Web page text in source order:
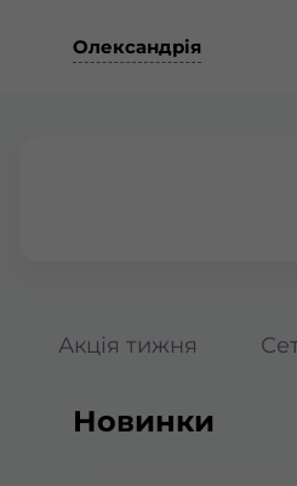
Олександрія
Акція тижня
Новинки